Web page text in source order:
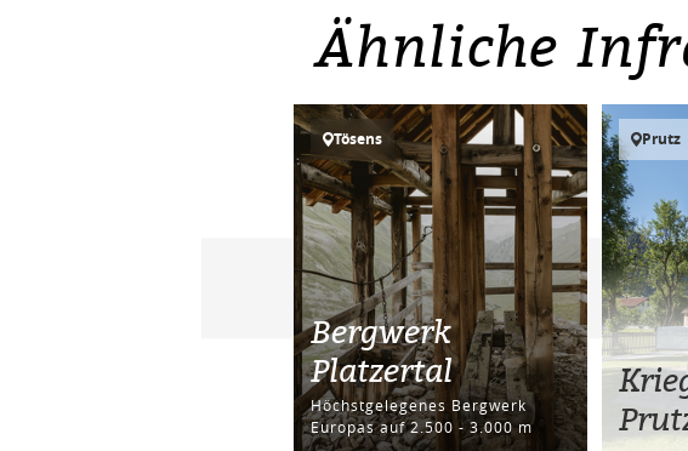
Ähnliche
Tösens
Bergwerk
Platzertal
Höchstgelegenes Bergwerk
Europas auf 2.500 - 3.000 m
Prutz